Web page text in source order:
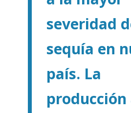
severidad
sequía en
país. La